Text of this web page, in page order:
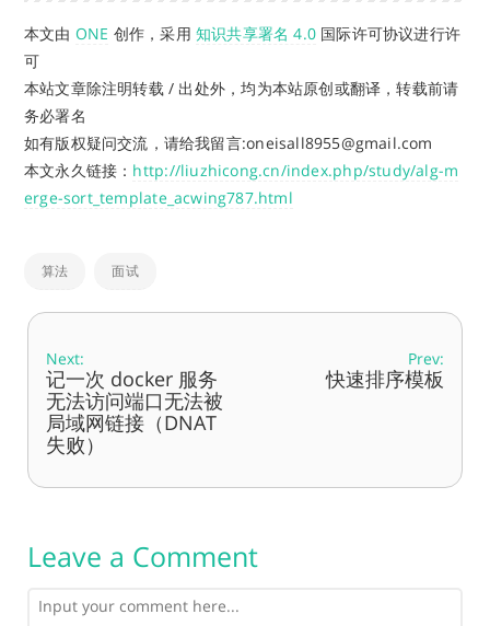
本文由 ONE 创作，采用 知识共享署名 4.0 国际许可协议进行许
可
本站文章除注明转载 / 出处外，均为本站原创或翻译，转载前请
务必署名
如有版权疑问交流，请给我留言:oneisall8955@gmail.com
本文永久链接： http://liuzhicong.cn/index.php/study/alg-m
erge-sort_template_acwing787.html
算法 面试
Next:
记一次 docker 服务
无法访问端口无法被
局域网链接（DNAT
失败）
Prev:
快速排序模板
Leave a Comment